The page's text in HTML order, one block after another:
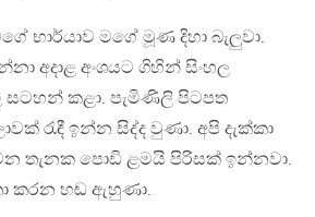
භාර්යාව මගේ මූණ දිහා බැලුවා.
අදාළ අංශයට ගිහින් සිංහල
සටහන් කළා. පැමිණිලි පිටපත
රැඳී ඉන්න සිද්ද වුණා. අපි දැක්කා
තැනක පොඩි ළමයි පිරිසක් ඉන්නවා.
කරන හඬ ඇහුණා.